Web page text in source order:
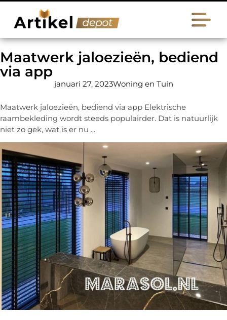
Maatwerk jaloezieën, bediend
via app
januari 27, 2023Woning en Tuin
Maatwerk jaloezieën, bediend via app Elektrische
raambekleding wordt steeds populairder. Dat is natuurlijk
niet zo gek, wat is er nu ...